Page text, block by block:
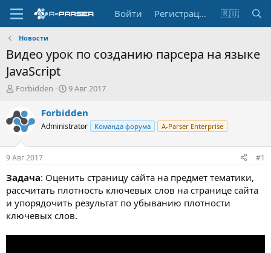
Войти Регистрация 🇷🇺
Новости
Видео урок по созданию парсера на языке
JavaScript
А
т
о
р
т
м
ы
Forbidden
Д
т
н
а
л
9 Авг 2017
Forbidden
Administrator Команда форума A-Parser Enterprise
9 Авг 2017 #1
Задача: Оценить страницу сайта на предмет тематики,
рассчитать плотность ключевых слов на странице сайта
и упорядочить результат по убыванию плотности
ключевых слов.